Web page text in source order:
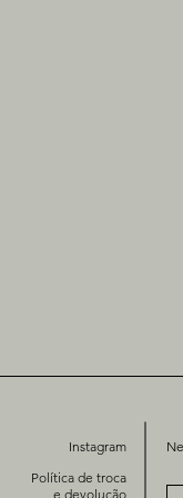
Instagram
Política de troca
e devolução